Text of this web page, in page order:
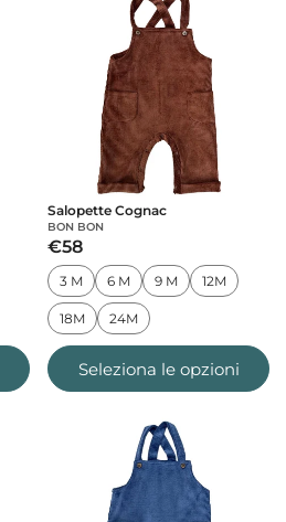
Salopette Cognac
BON BON
€58
3 M 6 M 9 M 12M
18M 24M
Seleziona le opzioni